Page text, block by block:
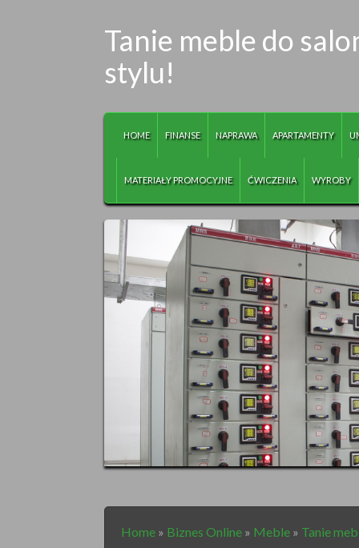
Tanie meble do
stylu!
HOME FINANSE NAPRAWA APARTAMENTY
MATERIAŁY PROMOCYJNE ĆWICZENIA WYROBY
Home » Biznes Online » Meble » Tanie